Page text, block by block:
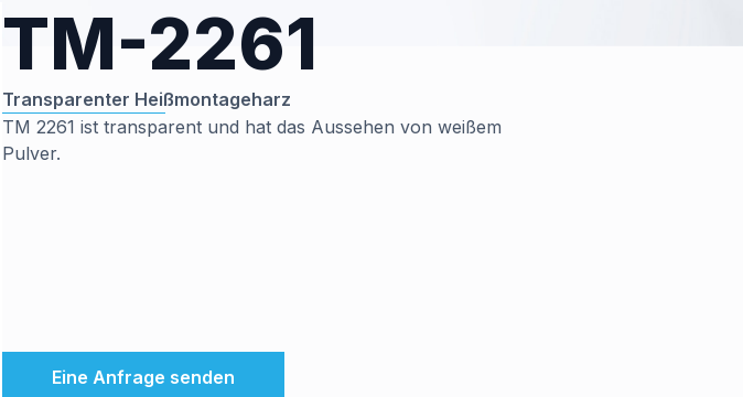
TM-2261
Transparenter Heißmontageharz
TM 2261 ist transparent und hat das Aussehen von weißem
Pulver.
Eine Anfrage senden